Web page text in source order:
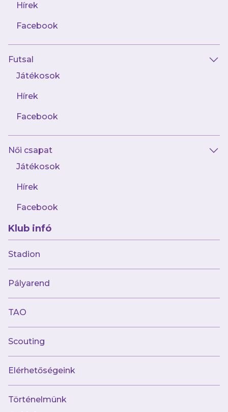
Hírek
Facebook
Futsal
Játékosok
Hírek
Facebook
Női csapat
Játékosok
Hírek
Facebook
Klub infó
Stadion
Pályarend
TAO
Scouting
Elérhetőségeink
Történelmünk
2024.08.26
Óvádi László: Ebben a keretben bármi
pályára futsalcsapatunk
2024.08.09